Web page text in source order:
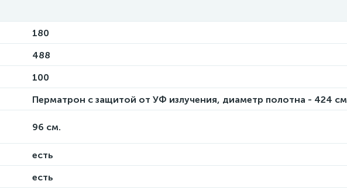
180
488
100
Перматрон с защитой от УФ излучения, диаметр полотна - 424 см
96 см.
есть
есть